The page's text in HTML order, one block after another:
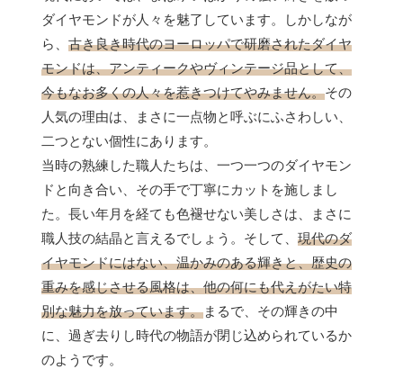
ダイヤモンドが人々を魅了しています。しかしなが
ら、 古き良き時代のヨーロッパで研磨されたダイヤ
モンドは、アンティークやヴィンテージ品として、
今もなお多くの人々を惹きつけてやみません。その
人気の理由は、まさに一点物と呼ぶにふさわしい、
二つとない個性にあります。
当時の熟練した職人たちは、一つ一つのダイヤモン
ドと向き合い、その手で丁寧にカットを施しまし
た。長い年月を経ても色褪せない美しさは、まさに
職人技の結晶と言えるでしょう。そして、 現代のダ
イヤモンドにはない、温かみのある輝きと、歴史の
重みを感じさせる風格は、他の何にも代えがたい特
別な魅力を放っています。まるで、その輝きの中
に、過ぎ去りし時代の物語が閉じ込められているか
のようです。